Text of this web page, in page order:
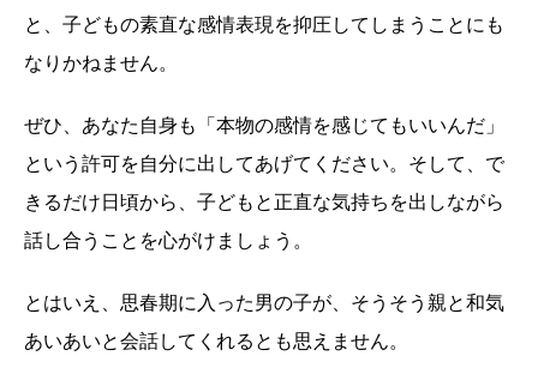
と、子どもの素直な感情表現を抑圧してしまうことにも
なりかねません。
ぜひ、あなた自身も「本物の感情を感じてもいいんだ」
という許可を自分に出してあげてください。そして、で
きるだけ日頃から、子どもと正直な気持ちを出しながら
話し合うことを心がけましょう。
とはいえ、思春期に入った男の子が、そうそう親と和気
あいあいと会話してくれるとも思えません。